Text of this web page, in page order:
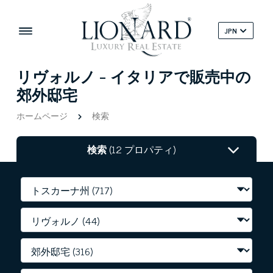
JPN
リヴォルノ - イタリアで販売中の
郊外邸宅
ホームページ 検索
検索(12 プロパティ)